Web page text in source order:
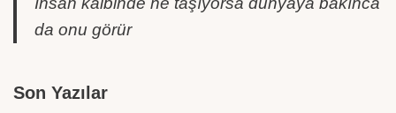
da onu görür
Son Yazılar